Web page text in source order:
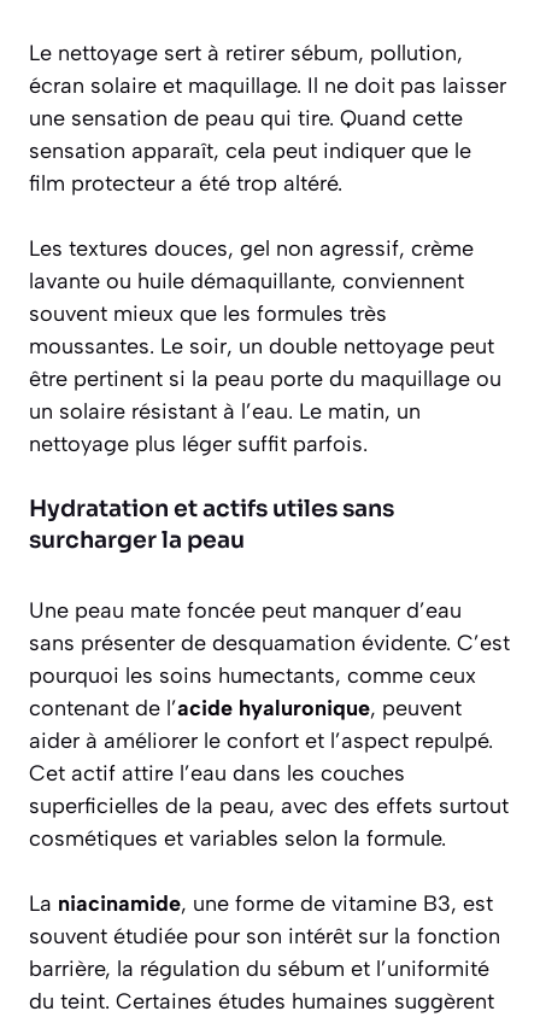
Le nettoyage sert à retirer sébum, pollution,
écran solaire et maquillage. Il ne doit pas laisser
une sensation de peau qui tire. Quand cette
sensation apparaît, cela peut indiquer que le
film protecteur a été trop altéré.
Les textures douces, gel non agressif, crème
lavante ou huile démaquillante, conviennent
souvent mieux que les formules très
moussantes. Le soir, un double nettoyage peut
être pertinent si la peau porte du maquillage ou
un solaire résistant à l’eau. Le matin, un
nettoyage plus léger suffit parfois.
Hydratation et actifs utiles sans
surcharger la peau
Une peau mate foncée peut manquer d’eau
sans présenter de desquamation évidente. C’est
pourquoi les soins humectants, comme ceux
contenant de l’acide hyaluronique, peuvent
aider à améliorer le confort et l’aspect repulpé.
Cet actif attire l’eau dans les couches
superficielles de la peau, avec des effets surtout
cosmétiques et variables selon la formule.
La niacinamide, une forme de vitamine B3, est
souvent étudiée pour son intérêt sur la fonction
barrière, la régulation du sébum et l’uniformité
du teint. Certaines études humaines suggèrent